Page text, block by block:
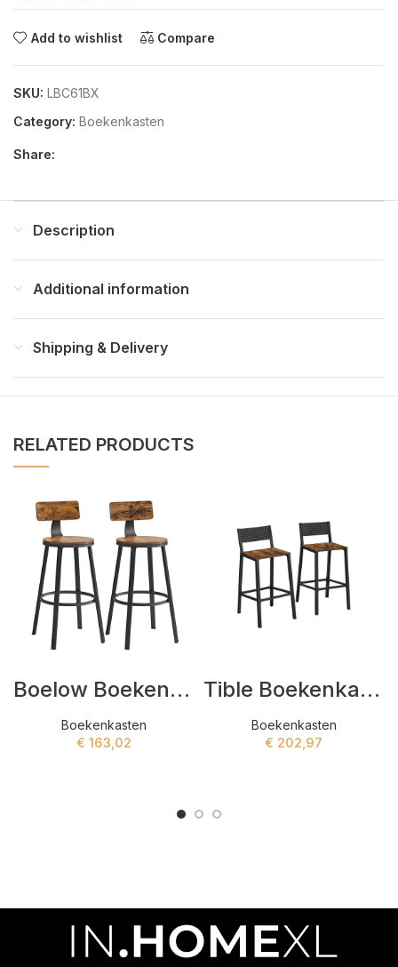
Add to wishlist Compare
SKU: LBC61BX
Category: Boekenkasten
Share:
Description
Additional information
Shipping & Delivery
RELATED PRODUCTS
Boelow Boekenkasten Bruin,Zwart
Boekenkasten
€ 163,02
Tible Boekenkasten Bruin,Zwart
Boekenkasten
€ 202,97